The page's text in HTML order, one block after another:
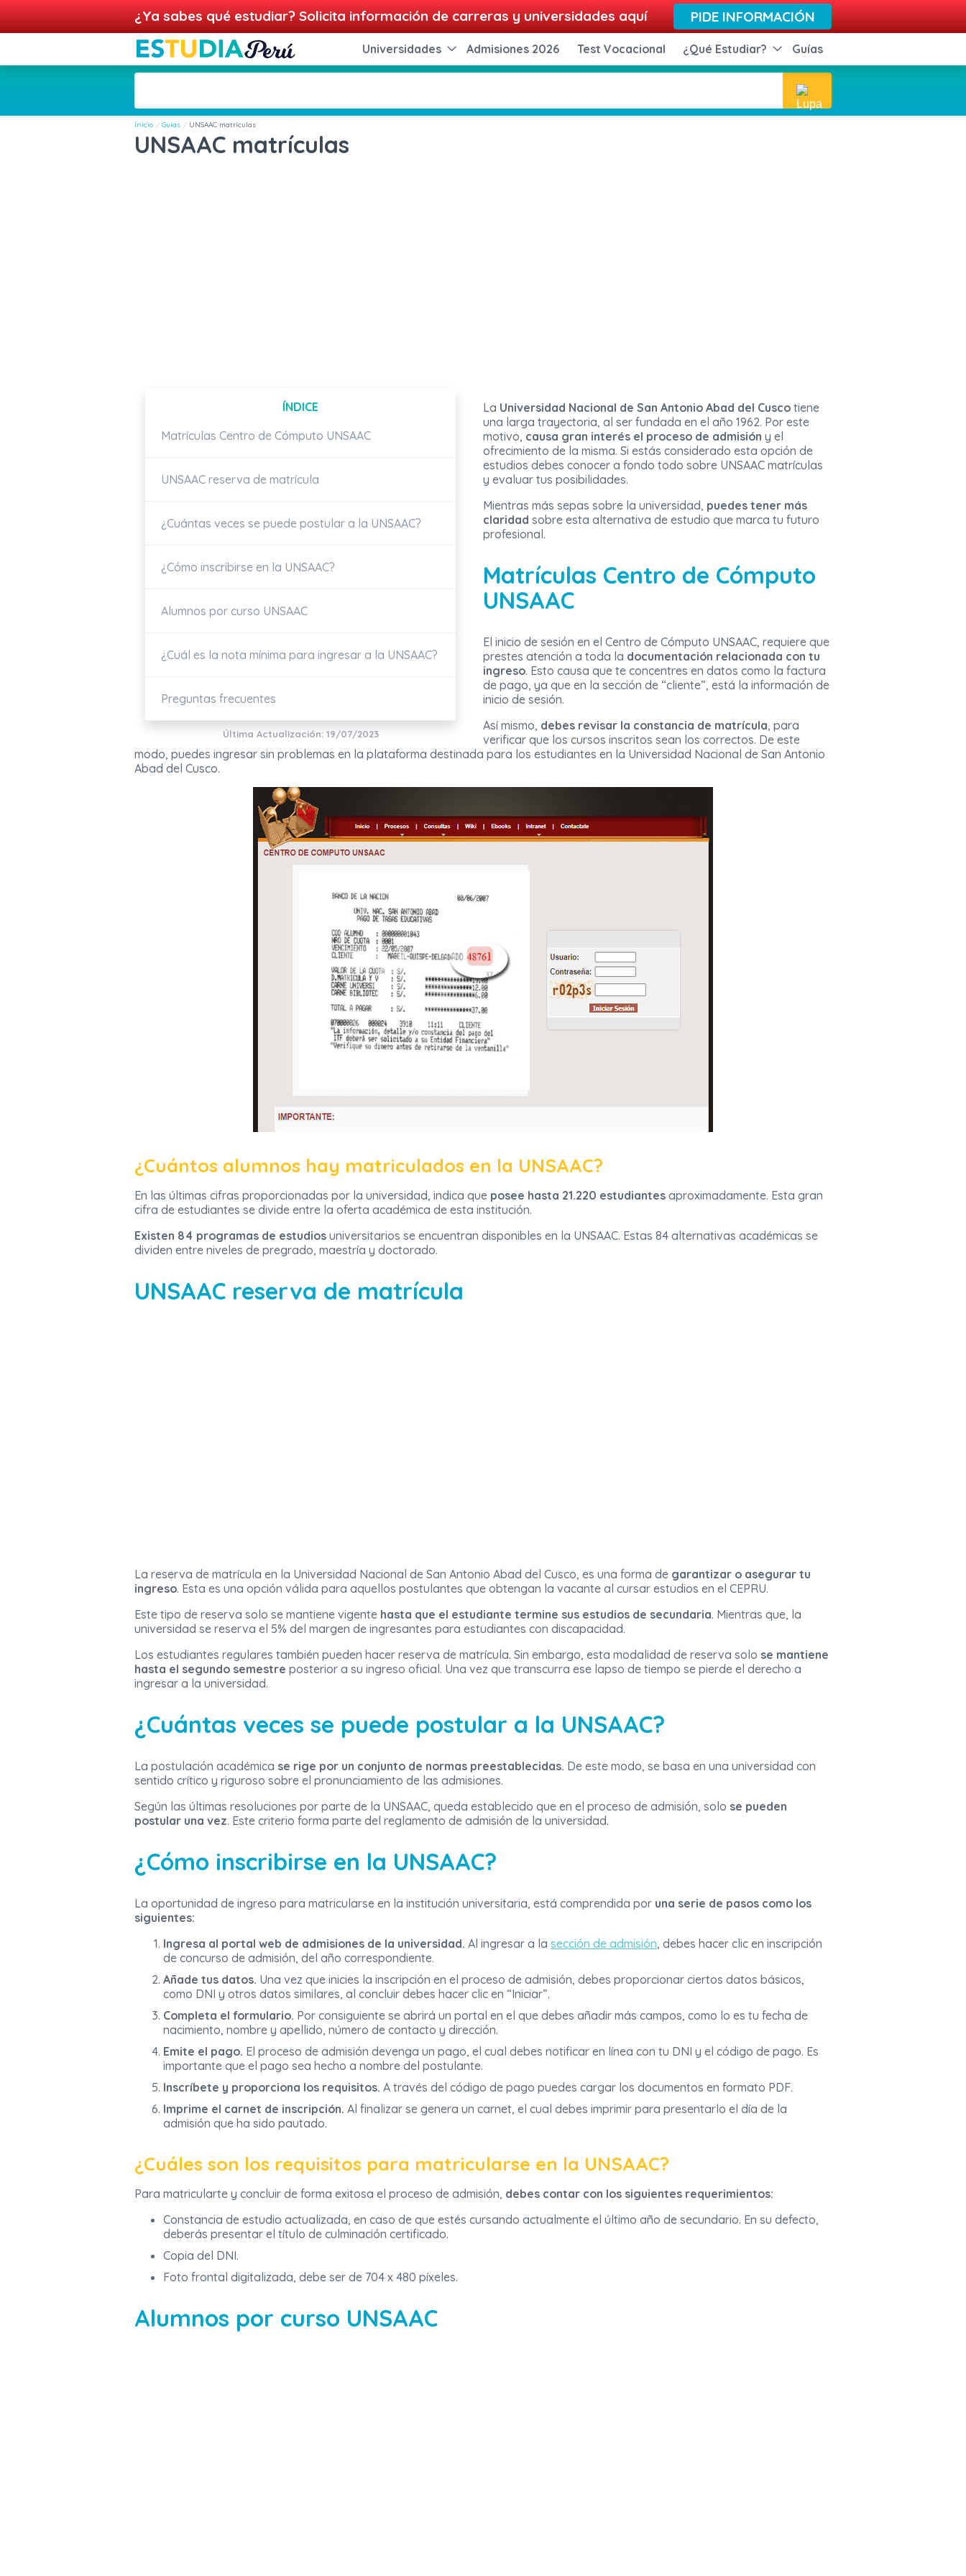
¿Ya sabes qué estudiar? Solicita información de carreras y universidades aquí PIDE INFORMACIÓN
Universidades Admisiones 2026 Test Vocacional ¿Qué Estudiar? Guías
Inicio Guías UNSAAC matrículas
UNSAAC matrículas
ÍNDICE
Matrículas Centro de Cómputo UNSAAC
UNSAAC reserva de matrícula
¿Cuántas veces se puede postular a la UNSAAC?
¿Cómo inscribirse en la UNSAAC?
Alumnos por curso UNSAAC
¿Cuál es la nota mínima para ingresar a la UNSAAC?
Preguntas frecuentes
Última Actualización: 19/07/2023
La Universidad Nacional de San Antonio Abad del Cusco tiene
una larga trayectoria, al ser fundada en el año 1962. Por este
motivo, causa gran interés el proceso de admisión y el
ofrecimiento de la misma. Si estás considerado esta opción de
estudios debes conocer a fondo todo sobre UNSAAC matrículas
y evaluar tus posibilidades.
Mientras más sepas sobre la universidad, puedes tener más
claridad sobre esta alternativa de estudio que marca tu futuro
profesional.
Matrículas Centro de Cómputo
UNSAAC
El inicio de sesión en el Centro de Cómputo UNSAAC, requiere que
prestes atención a toda la documentación relacionada con tu
ingreso. Esto causa que te concentres en datos como la factura
de pago, ya que en la sección de “cliente”, está la información de
inicio de sesión.
Así mismo, debes revisar la constancia de matrícula, para
verificar que los cursos inscritos sean los correctos. De este
modo, puedes ingresar sin problemas en la plataforma destinada para los estudiantes en la Universidad Nacional de San Antonio
Abad del Cusco.
¿Cuántos alumnos hay matriculados en la UNSAAC?
En las últimas cifras proporcionadas por la universidad, indica que posee hasta 21.220 estudiantes aproximadamente. Esta gran
cifra de estudiantes se divide entre la oferta académica de esta institución.
Existen 84 programas de estudios universitarios se encuentran disponibles en la UNSAAC. Estas 84 alternativas académicas se
dividen entre niveles de pregrado, maestría y doctorado.
UNSAAC reserva de matrícula
La reserva de matrícula en la Universidad Nacional de San Antonio Abad del Cusco, es una forma de garantizar o asegurar tu
ingreso. Esta es una opción válida para aquellos postulantes que obtengan la vacante al cursar estudios en el CEPRU.
Este tipo de reserva solo se mantiene vigente hasta que el estudiante termine sus estudios de secundaria. Mientras que, la
universidad se reserva el 5% del margen de ingresantes para estudiantes con discapacidad.
Los estudiantes regulares también pueden hacer reserva de matrícula. Sin embargo, esta modalidad de reserva solo se mantiene
hasta el segundo semestre posterior a su ingreso oficial. Una vez que transcurra ese lapso de tiempo se pierde el derecho a
ingresar a la universidad.
¿Cuántas veces se puede postular a la UNSAAC?
La postulación académica se rige por un conjunto de normas preestablecidas. De este modo, se basa en una universidad con
sentido crítico y riguroso sobre el pronunciamiento de las admisiones.
Según las últimas resoluciones por parte de la UNSAAC, queda establecido que en el proceso de admisión, solo se pueden
postular una vez. Este criterio forma parte del reglamento de admisión de la universidad.
¿Cómo inscribirse en la UNSAAC?
La oportunidad de ingreso para matricularse en la institución universitaria, está comprendida por una serie de pasos como los
siguientes:
Ingresa al portal web de admisiones de la universidad. Al ingresar a la sección de admisión, debes hacer clic en inscripción
de concurso de admisión, del año correspondiente.
Añade tus datos. Una vez que inicies la inscripción en el proceso de admisión, debes proporcionar ciertos datos básicos,
como DNI y otros datos similares, al concluir debes hacer clic en “Iniciar”.
Completa el formulario. Por consiguiente se abrirá un portal en el que debes añadir más campos, como lo es tu fecha de
nacimiento, nombre y apellido, número de contacto y dirección.
Emite el pago. El proceso de admisión devenga un pago, el cual debes notificar en línea con tu DNI y el código de pago. Es
importante que el pago sea hecho a nombre del postulante.
Inscríbete y proporciona los requisitos. A través del código de pago puedes cargar los documentos en formato PDF.
Imprime el carnet de inscripción. Al finalizar se genera un carnet, el cual debes imprimir para presentarlo el día de la
admisión que ha sido pautado.
¿Cuáles son los requisitos para matricularse en la UNSAAC?
Para matricularte y concluir de forma exitosa el proceso de admisión, debes contar con los siguientes requerimientos:
Constancia de estudio actualizada, en caso de que estés cursando actualmente el último año de secundario. En su defecto,
deberás presentar el título de culminación certificado.
Copia del DNI.
Foto frontal digitalizada, debe ser de 704 x 480 píxeles.
Alumnos por curso UNSAAC